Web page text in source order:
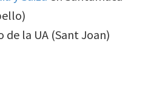
la UA (Sant Joan)